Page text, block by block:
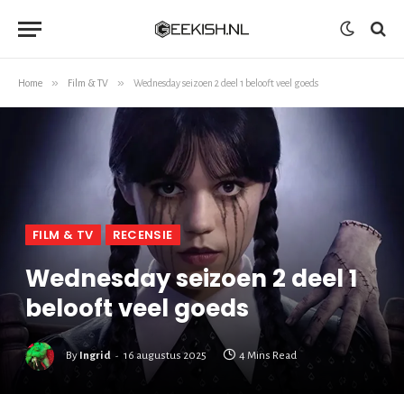
Home » Film & TV » Wednesday seizoen 2 deel 1 belooft veel goeds
FILM & TV RECENSIE
Wednesday seizoen 2 deel 1
belooft veel goeds
By Ingrid 16 augustus 2025 4 Mins Read